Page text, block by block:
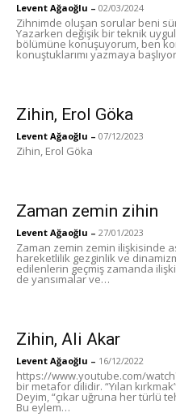
Levent Ağaoğlu – 02/03/2024
Zihnimde oluşan sorular beni
Yazarken değişik bir teknik
bölümüne konuşuyorum, ben
konuştuklarımı yazmaya
Zihin, Erol Göka
Levent Ağaoğlu – 07/12/2023
Zihin, Erol Göka
Zaman zemin zihin
Levent Ağaoğlu – 27/01/2023
Zaman zemin zemin ilişkisinde
hareketlilik gezginlik ve
edilenlerin geçmiş zamanda
de yansımalar ve…
Zihin, Ali Akar
Levent Ağaoğlu – 16/12/2022
https://www.youtube.com/
bir metafor dilidir. “Yılan
Deyim, “çıkar uğruna her türlü
Bu eylem…